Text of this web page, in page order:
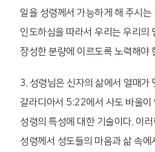
일을 성령께서 가능하게 해 주시
인도하심을 따라서 우리는 우리의
장성한 분량에 이르도록 노력해야
3. 성령님은 신자의 삶에서 열매가
갈라디아서 5:22에서 사도 바울이
성령의 특성에 대한 기술이다. 이
성령께서 성도들의 마음과 삶 속